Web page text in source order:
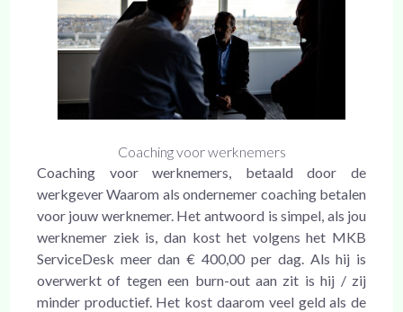
Coaching voor werknemers
Coaching voor werknemers, betaald door de
werkgever Waarom als ondernemer coaching betalen
voor jouw werknemer. Het antwoord is simpel, als jou
werknemer ziek is, dan kost het volgens het MKB
ServiceDesk meer dan € 400,00 per dag. Als hij is
overwerkt of tegen een burn-out aan zit is hij / zij
minder productief. Het kost daarom veel geld als de